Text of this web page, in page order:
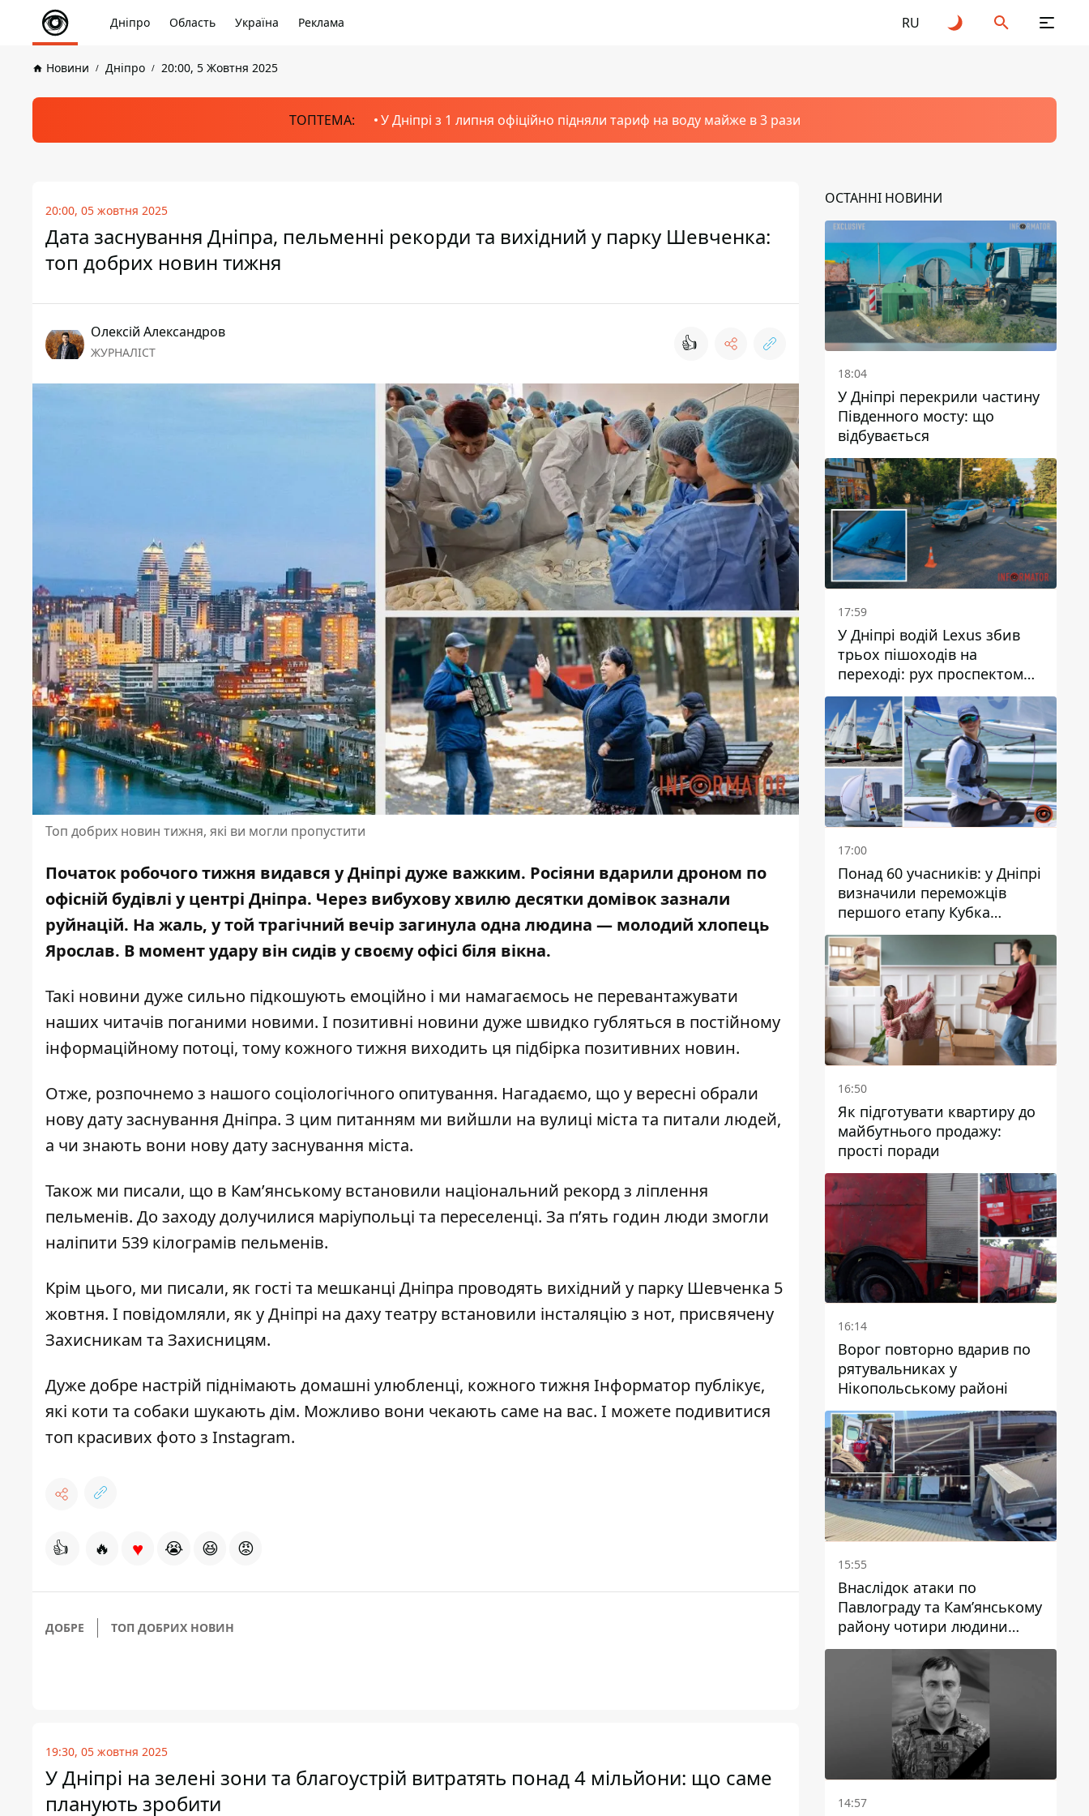
Дніпро Область Україна Реклама RU
Новини Дніпро 20:00, 5 Жовтня 2025
ТОПТЕМА: У Дніпрі з 1 липня офіційно підняли тариф на воду майже в 3 рази
20:00, 05 жовтня 2025
Дата заснування Дніпра, пельменні рекорди та вихідний у парку Шевченка:
топ добрих новин тижня
Олексій Александров
ЖУРНАЛІСТ 👍
Топ добрих новин тижня, які ви могли пропустити
Початок робочого тижня видався у Дніпрі дуже важким. Росіяни вдарили дроном по
офісній будівлі у центрі Дніпра. Через вибухову хвилю десятки домівок зазнали
руйнацій. На жаль, у той трагічний вечір загинула одна людина — молодий хлопець
Ярослав. В момент удару він сидів у своєму офісі біля вікна.
Такі новини дуже сильно підкошують емоційно і ми намагаємось не перевантажувати
наших читачів поганими новими. І позитивні новини дуже швидко губляться в постійному
інформаційному потоці, тому кожного тижня виходить ця підбірка позитивних новин.
Отже, розпочнемо з нашого соціологічного опитування. Нагадаємо, що у вересні обрали
нову дату заснування Дніпра. З цим питанням ми вийшли на вулиці міста та питали людей,
а чи знають вони нову дату заснування міста.
Також ми писали, що в Кам’янському встановили національний рекорд з ліплення
пельменів. До заходу долучилися маріупольці та переселенці. За п’ять годин люди змогли
наліпити 539 кілограмів пельменів.
Крім цього, ми писали, як гості та мешканці Дніпра проводять вихідний у парку Шевченка 5
жовтня. І повідомляли, як у Дніпрі на даху театру встановили інсталяцію з нот, присвячену
Захисникам та Захисницям.
Дуже добре настрій піднімають домашні улюбленці, кожного тижня Інформатор публікує,
які коти та собаки шукають дім. Можливо вони чекають саме на вас. І можете подивитися
топ красивих фото з Instagram.
👍 🔥 ♥ 😭 😆 😡
ДОБРЕ ТОП ДОБРИХ НОВИН
19:30, 05 жовтня 2025
У Дніпрі на зелені зони та благоустрій витратять понад 4 мільйони: що саме
планують зробити
ОСТАННІ НОВИНИ
18:04
У Дніпрі перекрили частину
Південного мосту: що
відбувається
17:59
У Дніпрі водій Lexus збив
трьох пішоходів на
переході: рух проспектом
Науки ускладнений
17:00
Понад 60 учасників: у Дніпрі
визначили переможців
першого етапу Кубка
України з вітрильного
спорту
16:50
Як підготувати квартиру до
майбутнього продажу:
прості поради
16:14
Ворог повторно вдарив по
рятувальниках у
Нікопольському районі
15:55
Внаслідок атаки по
Павлограду та Кам’янському
району чотири людини
загинули, семеро зазнали
поранень
14:57